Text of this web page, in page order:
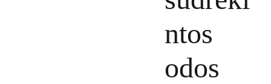
ntos
odos